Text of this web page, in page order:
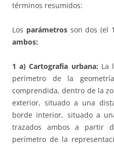
términos resumidos:
Los parámetrosson dos (el
ambos:
1 a) Cartografía urbana: La
perímetro de la
comprendida, dentro de la
exterior, situado a una
borde interior, situado a
trazados ambos a partir
perímetro de la